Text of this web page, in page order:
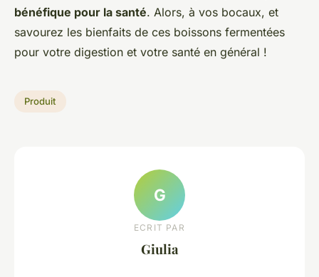
bénéfique pour la santé. Alors, à vos bocaux, et
savourez les bienfaits de ces boissons fermentées
pour votre digestion et votre santé en général !
Produit
G
ECRIT PAR
Giulia